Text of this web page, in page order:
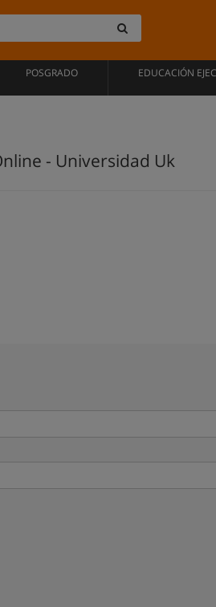
POSGRADO EDUCACIÓN
- Universidad Uk